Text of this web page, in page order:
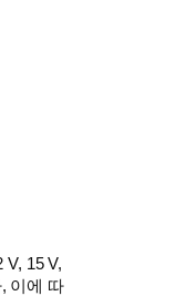
V, 15 V,
이에 따